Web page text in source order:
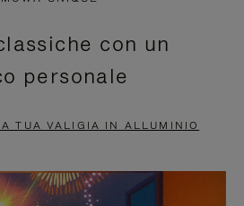
con un
personale
TUA VALIGIA IN ALLUMINIO